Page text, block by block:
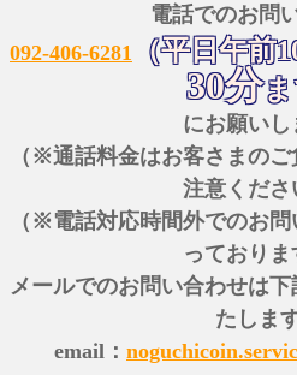
電話でのお問
092-406-6281
（平日午前
30分ま
にお願いし
（※通話料金はお客さまの
注意くださ
（※電話対応時間外でのお
っておりま
メールでのお問い合わせは
たします
email：